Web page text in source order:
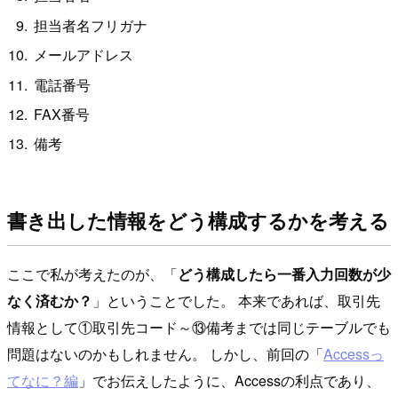
担当者名フリガナ
メールアドレス
電話番号
FAX番号
備考
書き出した情報をどう構成するかを考える
ここで私が考えたのが、「どう構成したら一番入力回数が少
なく済むか？ 」ということでした。 本来であれば、取引先
情報として①取引先コード～⑬備考までは同じテーブルでも
問題はないのかもしれません。 しかし、前回の「Accessっ
てなに？編 」でお伝えしたように、Accessの利点であり、